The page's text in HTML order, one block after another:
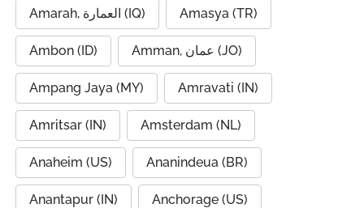
Amarah, العمارة (IQ) Amasya (TR)
Ambon (ID) Amman, عمان (JO)
Ampang Jaya (MY) Amravati (IN)
Amritsar (IN) Amsterdam (NL)
Anaheim (US) Ananindeua (BR)
Anantapur (IN) Anchorage (US)